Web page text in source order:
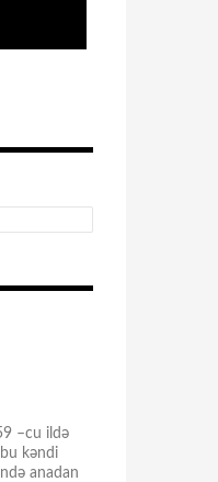
–cu ildə
kəndi
anadan